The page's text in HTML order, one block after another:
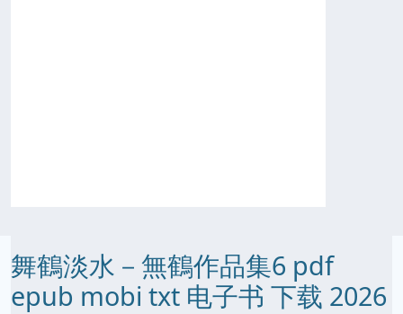
舞鶴淡水－無鶴作品集6 pdf
epub mobi txt 电子书 下载 2026